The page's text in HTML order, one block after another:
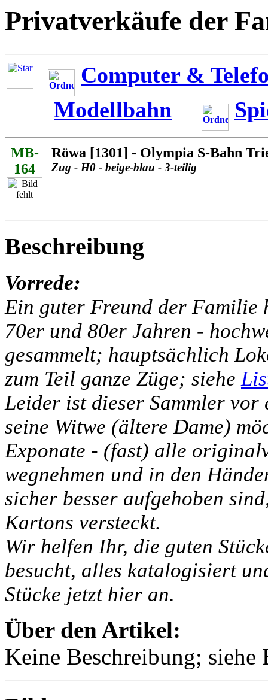
Privatverkäufe der
Computer &
Modellbahn
MB-
164
Röwa [1301] - Olympia S-Bahn
Zug - H0 - beige-blau - 3-teilig
Beschreibung
Vorrede:
Ein guter Freund der
70er und 80er Jahren -
gesammelt; hauptsächlich
zum Teil ganze Züge; siehe
Leider ist dieser Sammler
seine Witwe (ältere Dame)
Exponate - (fast) alle
wegnehmen und in den
sicher besser aufgehoben
Kartons versteckt.
Wir helfen Ihr, die guten
besucht, alles katalogisiert
Stücke jetzt hier an.
Über den Artikel:
Keine Beschreibung; siehe